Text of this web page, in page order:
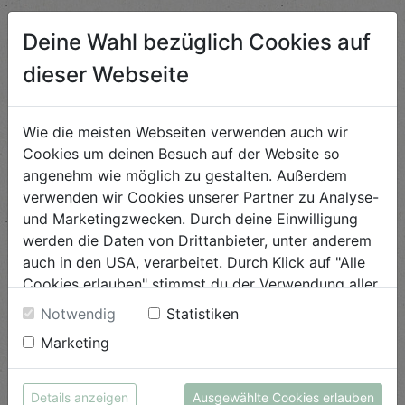
Mangold-Filopäckchen mit
Minz-Gurkensalat
Schwierigkeit
leicht
ANSEHEN
Sauerampfer-Aufsrich
Schwierigkeit
leicht
Deine Wahl bezüglich Cookies auf
dieser Webseite
Wie die meisten Webseiten verwenden auch wir
Cookies um deinen Besuch auf der Website so
angenehm wie möglich zu gestalten. Außerdem
verwenden wir Cookies unserer Partner zu Analyse-
und Marketingzwecken. Durch deine Einwilligung
werden die Daten von Drittanbieter, unter anderem
auch in den USA, verarbeitet. Durch Klick auf "Alle
Cookies erlauben" stimmst du der Verwendung aller
Cookies zu. Unter "Details anzeigen" findest du alle
Infos zu den unterschiedlichen Cookies, du kannst
auch entscheiden, welche Cookies du erlauben
möchtest.
Weitere Informationen findest du in unserer
Notwendig
Statistiken
Marketing
Details anzeigen Ausgewählte Cookies erlauben